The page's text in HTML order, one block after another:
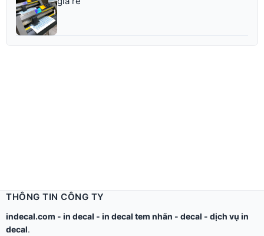
THÔNG TIN CÔNG TY
indecal.com - in decal - in decal tem nhãn - decal - dịch vụ in
decal.